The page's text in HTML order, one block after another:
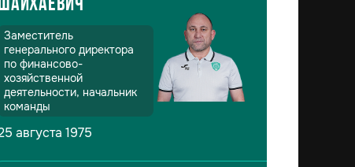
Заместитель
генерального директора
по финансово-
хозяйственной
деятельности, начальник
команды
августа 1975